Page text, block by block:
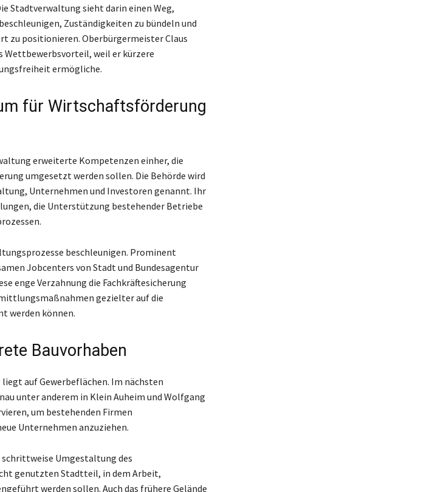
Stadtverwaltung sieht darin einen Weg,
Zuständigkeiten zu bündeln und
zu positionieren. Oberbürgermeister Claus
Wettbewerbsvorteil, weil er kürzere
ermögliche.
für Wirtschaftsförderung
erweiterte Kompetenzen einher, die
umgesetzt werden sollen. Die Behörde wird
Unternehmen und Investoren genannt. Ihr
die Unterstützung bestehender Betriebe
beschleunigen. Prominent
Jobcenters von Stadt und Bundesagentur
enge Verzahnung die Fachkräftesicherung
gezielter auf die
werden können.
Bauvorhaben
auf Gewerbeflächen. Im nächsten
unter anderem in Klein Auheim und Wolfgang
um bestehenden Firmen
Unternehmen anzuziehen.
Umgestaltung des
genutzten Stadtteil, in dem Arbeit,
werden sollen. Auch das frühere Gelände